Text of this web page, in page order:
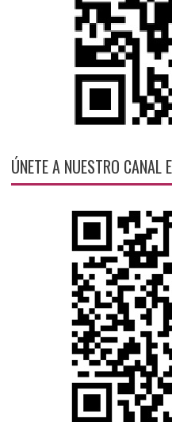
ÚNETE A NUESTRO CANAL